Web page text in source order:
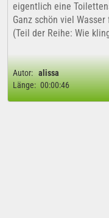
eigentlich eine
Ganz schön viel
(Teil der Reihe: Wie
Autor: alissa
Länge: 00:00:46